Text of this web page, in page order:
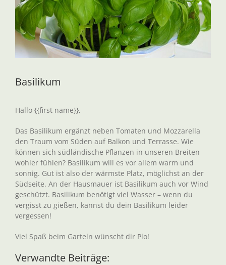
Basilikum
Hallo {{first name}},
Das Basilikum ergänzt neben Tomaten und Mozzarella
den Traum vom Süden auf Balkon und Terrasse. Wie
können sich südländische Pflanzen in unseren Breiten
wohler fühlen? Basilikum will es vor allem warm und
sonnig. Gut ist also der wärmste Platz, möglichst an der
Südseite. An der Hausmauer ist Basilikum auch vor Wind
geschützt. Basilikum benötigt viel Wasser – wenn du
vergisst zu gießen, kannst du dein Basilikum leider
vergessen!
Viel Spaß beim Garteln wünscht dir Plo!
Verwandte Beiträge: